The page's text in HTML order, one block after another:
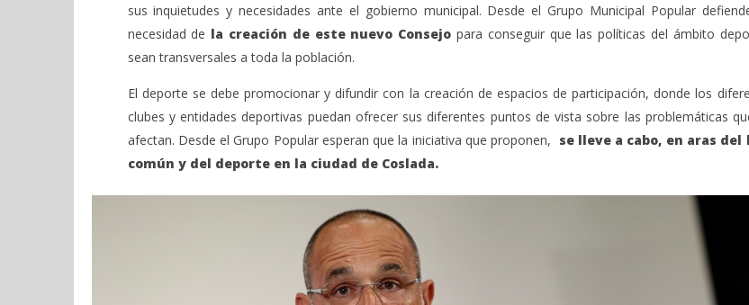
sus inquietudes y necesidades ante el gobierno municipal. Desde el Grupo Municipal Popular
necesidad de la creación de este nuevo Consejo para conseguir que las políticas del ámbito
sean transversales a toda la población.
El deporte se debe promocionar y difundir con la creación de espacios de participación, donde los
clubes y entidades deportivas puedan ofrecer sus diferentes puntos de vista sobre las problemáticas
afectan. Desde el Grupo Popular esperan que la iniciativa que proponen, se lleve a cabo, en aras del
común y del deporte en la ciudad de Coslada.